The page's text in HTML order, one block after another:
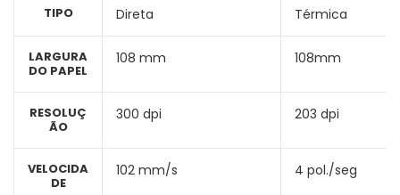
TIPO
LARGURA
DO PAPEL
RESOLUÇ
ÃO
VELOCIDA
DE
Direta
108 mm
300 dpi
102 mm/s
Térmica
108mm
203 dpi
4 pol./seg